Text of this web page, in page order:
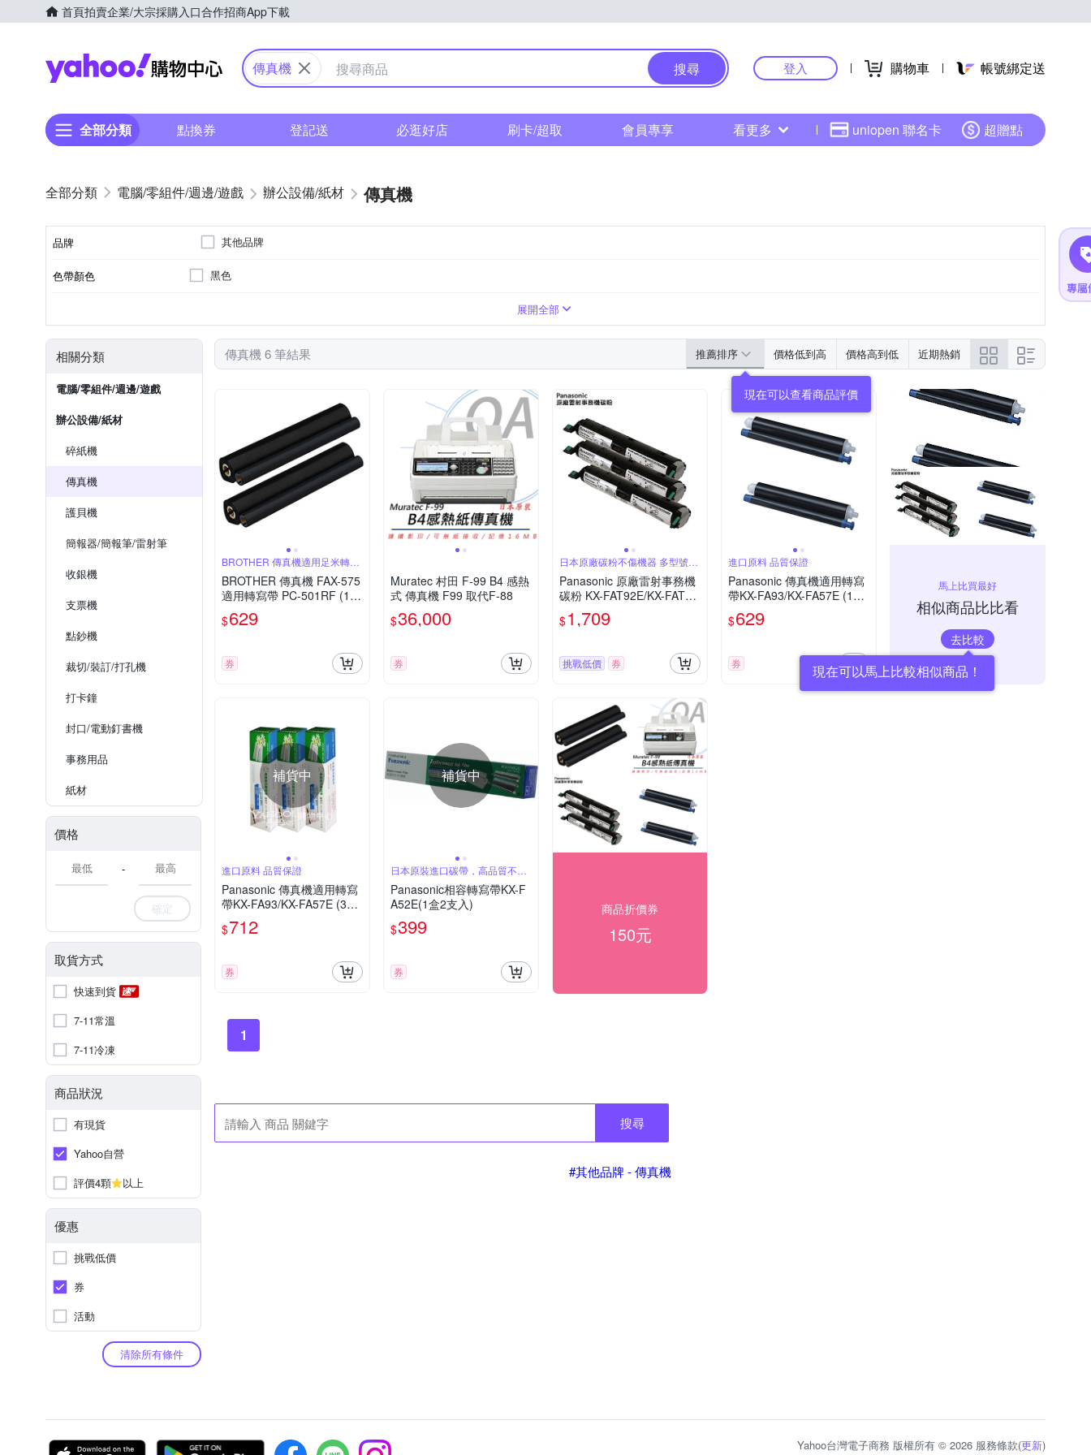
首頁拍賣企業/大宗採購入口合作招商App下載
Yahoo購物中心
傳真機 搜尋 登入 購物車 帳號綁定送
全部分類 點換券 登記送 必逛好店 刷卡/超取 會員專享 看更多 uniopen 聯名卡 超贈點
電腦/零組件/週邊/遊戲 辦公設備/紙材 傳真機
品牌 其他品牌
色帶顏色 黑色
展開全部
相關分類
電腦/零組件/週邊/遊戲
辦公設備/紙材
碎紙機
傳真機
護貝機
簡報器/簡報筆/雷射筆
收銀機
支票機
點鈔機
裁切/裝訂/打孔機
打卡鐘
封口/電動釘書機
事務用品
紙材
價格
-
確定
取貨方式
快速到貨
7-11常溫
7-11冷凍
商品狀況
有現貨
Yahoo自營
評價4顆
以上
優惠
挑戰低價
券
活動
清除所有條件
傳真機 6 筆結果 推薦排序 價格低到高 價格高到低 近期熱銷
現在可以查看商品評價
BROTHER 傳真機適用足米轉寫
BROTHER 傳真機 FAX-575
適用轉寫帶 PC-501RF (1組
2入)
$629
券
Muratec 村田 F-99 B4 感熱
式 傳真機 F99 取代F-88
$36,000
券
日本原廠碳粉不傷機器 多型號相
容
Panasonic 原廠雷射事務機
碳粉 KX-FAT92E/KX-FAT41
1 共用3入裝
$1,709
挑戰低價 券
進口原料 品質保證
Panasonic 傳真機適用轉寫
帶KX-FA93/KX-FA57E (1盒
二入 / 裸裝包)
$629
券
馬上比買最好
相似商品比比看
去比較
現在可以馬上比較相似商品！
補貨中
進口原料 品質保證
Panasonic 傳真機適用轉寫
帶KX-FA93/KX-FA57E (3盒
六入裝)
$712
券
補貨中
日本原裝進口碳帶，高品質不失
真
Panasonic相容轉寫帶KX-F
A52E(1盒2支入)
$399
券
商品折價券
150元
1
搜尋
#其他品牌 - 傳真機
Yahoo台灣電子商務 版權所有 © 2026 服務條款(更新)